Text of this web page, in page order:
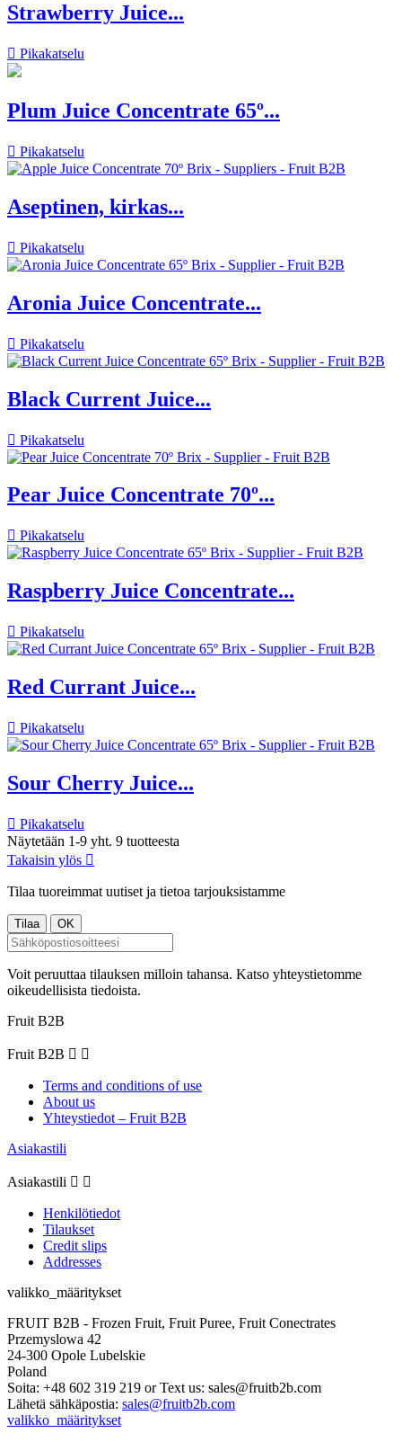
Strawberry Juice...
 Pikakatselu
Plum Juice Concentrate 65º...
 Pikakatselu
Aseptinen, kirkas...
 Pikakatselu
Aronia Juice Concentrate...
 Pikakatselu
Black Current Juice...
 Pikakatselu
Pear Juice Concentrate 70º...
 Pikakatselu
Raspberry Juice Concentrate...
 Pikakatselu
Red Currant Juice...
 Pikakatselu
Sour Cherry Juice...
 Pikakatselu
Näytetään 1-9 yht. 9 tuotteesta
Takaisin ylös 
Tilaa tuoreimmat uutiset ja tietoa tarjouksistamme
Voit peruuttaa tilauksen milloin tahansa. Katso yhteystietomme
oikeudellisista tiedoista.
Fruit B2B
Fruit B2B  
Terms and conditions of use
About us
Yhteystiedot – Fruit B2B
Asiakastili
Asiakastili  
Henkilötiedot
Tilaukset
Credit slips
Addresses
valikko_määritykset
FRUIT B2B - Frozen Fruit, Fruit Puree, Fruit Conectrates
Przemyslowa 42
24-300 Opole Lubelskie
Poland
Soita: +48 602 319 219 or Text us: sales@fruitb2b.com
Lähetä sähkäpostia: sales@fruitb2b.com
valikko_määritykset